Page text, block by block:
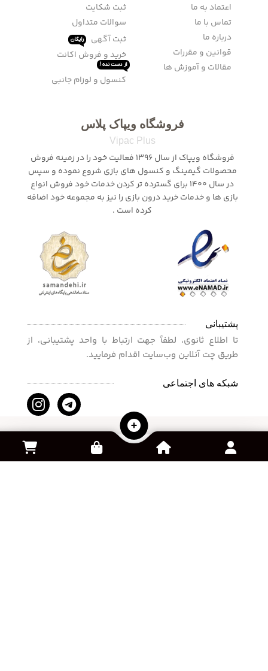
اعتماد به ما
تماس با ما
درباره ما
قوانین و مقررات
مقالات و آموزش ها
ثبت شکایت
سوالات متداول
ثبت آگهی
رایگان
خرید و فروش اکانت
از دست نده !
کنسول و لوزام جانبی
فروشگاه ویپاک پلاس
Vipac Plus
فروشگاه ویپاک از سال 1396 فعالیت خود را در زمینه فروش
محصولات گیمینگ و کنسول های بازی شروع نموده و سپس
در سال 1400 برای گسترده تر کردن خدمات خود فروش انواع
بازی ها و خدمات خرید درون بازی را نیز به مجموعه خود اضافه
کرده است .
پشتیبانی
تا اطلاع ثانوی، لطفاً جهت ارتباط با واحد پشتیبانی، از
طریق چت آنلاین وب‌سایت اقدام فرمایید.
شبکه های اجتماعی